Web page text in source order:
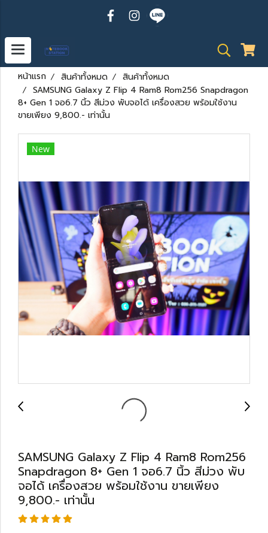
หน้าแรก สินค้าทั้งหมด
สินค้าทั้งหมด
SAMSUNG Galaxy Z Flip 4 Ram8 Rom256 Snapdragon
8+ Gen 1 จอ6.7 นิ้ว สีม่วง พับจอได้ เครื่องสวย พร้อมใช้งาน
ขายเพียง 9,800.- เท่านั้น
New
SAMSUNG Galaxy Z Flip 4 Ram8 Rom256
Snapdragon 8+ Gen 1 จอ6.7 นิ้ว สีม่วง พับ
จอได้ เครื่องสวย พร้อมใช้งาน ขายเพียง
9,800.- เท่านั้น